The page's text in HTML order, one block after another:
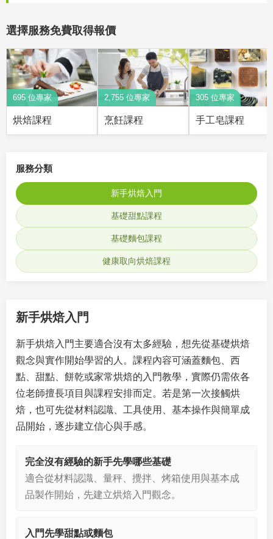
選擇服務免費取得報價
695 位專家
烘焙課程
2,755 位專家
烹飪課程
305 位專家
手工皂課程
服務分類
新手烘焙入門
基礎甜點課程
基礎麵包課程
健康取向烘焙課程
新手烘焙入門
新手烘焙入門主要適合沒有太多經驗，想先從基礎烘焙
觀念與實作開始學習的人。課程內容可涵蓋麵包、西
點、甜點、餅乾或家常烘焙的入門教學，實際仍需依各
位老師擅長項目與課程安排而定。若是第一次接觸烘
焙，也可先從材料認識、工具使用、基本操作與簡單成
品開始，逐步建立信心與手感。
完全沒有經驗的新手先學哪些基礎
適合從材料認識、量秤、攪拌、烤箱使用與基本成
品製作開始，先建立烘焙入門觀念。
入門先學甜點或麵包